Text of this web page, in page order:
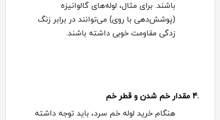
باشند. برای مثال، لوله‌های گالوانیزه
(پوشش‌دهی با روی) می‌توانند در برابر زنگ
زدگی مقاومت خوبی داشته باشند.
.4
مقدار خم شدن و قطر خم
هنگام خرید لوله خم سرد، باید توجه داشته